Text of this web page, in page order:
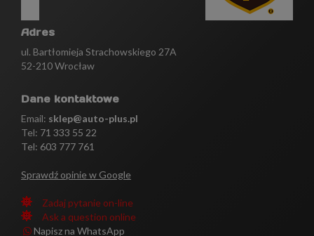
Adres
ul. Bartłomieja Strachowskiego 27A
52-210 Wrocław
Dane kontaktowe
Email: sklep@auto-plus.pl
Tel: 71 333 55 22
Tel: 603 777 761
Sprawdź opinie w Google
Zadaj pytanie on-line
Ask a question online
Napisz na WhatsApp